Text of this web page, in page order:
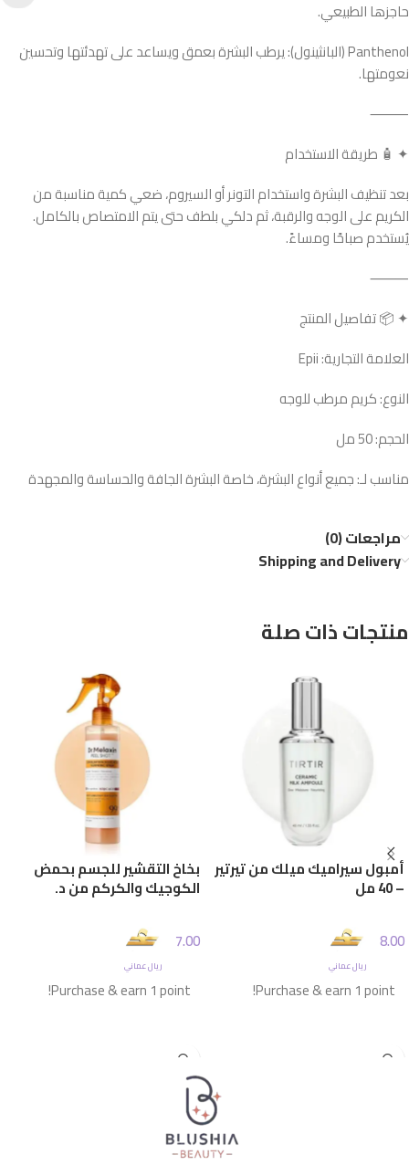
حاجزها الطبيعي.
Panthenol (البانثينول): يرطب البشرة بعمق ويساعد على تهدئتها وتحسين
نعومتها.
⸻
✦ 🧴 طريقة الاستخدام
بعد تنظيف البشرة واستخدام التونر أو السيروم، ضعي كمية مناسبة من
الكريم على الوجه والرقبة، ثم دلكي بلطف حتى يتم الامتصاص بالكامل.
يُستخدم صباحًا ومساءً.
⸻
✦ 📦 تفاصيل المنتج
العلامة التجارية: Epii
النوع: كريم مرطب للوجه
الحجم: 50 مل
مناسب لـ: جميع أنواع البشرة، خاصة البشرة الجافة والحساسة والمجهدة
مراجعات (0)
Shipping and Delivery
منتجات ذات صلة
أمبول سيراميك ميلك من تيرتير
– 40 مل
8.00
ريال عماني
Purchase & earn 1 point!
بخاخ التقشير للجسم بحمض
الكوجيك والكركم من د.
7.00
ريال عماني
Purchase & earn 1 point!